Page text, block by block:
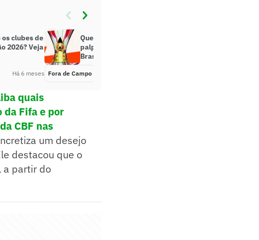
os clubes de
2026? Veja
Há 6 meses
Quem leva o título? Jornalistas
palpitam sobre o campeão do
Brasileirão
Fora de Campo
quais
da Fifa e por
CBF nas
um desejo
destacou que o
a partir do